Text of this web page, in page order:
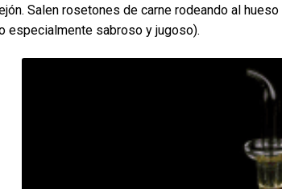
Salen rosetones de carne rodeando al
especialmente sabroso y jugoso).